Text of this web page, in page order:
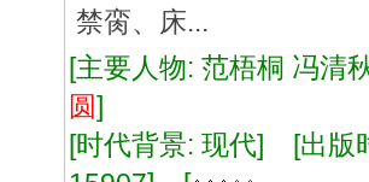
禁脔、床...
[主要人物: 范梧桐 冯
圆]
[时代背景: 现代] [出